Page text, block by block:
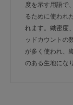
度を示す用語で
るために使われ
れます。織密度
ッドカウントの
が多く使われ、
のある生地にな